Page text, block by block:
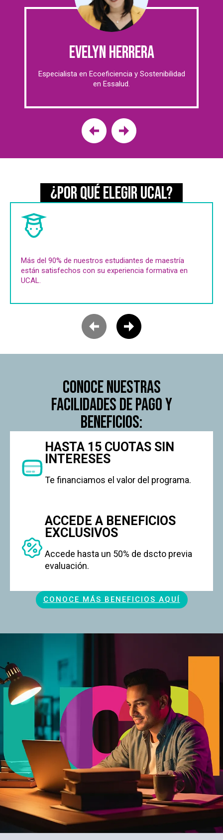
EVELYN HERRERA
Especialista en Ecoeficiencia y Sostenibilidad
en Essalud.
¿POR QUÉ ELEGIR UCAL?
Más del 90% de nuestros estudiantes de maestría
están satisfechos con su experiencia formativa en
UCAL.
Conoce nuestras
facilidades de pago y
beneficios:
HASTA 15 CUOTAS SIN
INTERESES
Te financiamos el valor del programa.
ACCEDE A BENEFICIOS
EXCLUSIVOS
Accede hasta un 50% de dscto previa
evaluación.
CONOCE MÁS BENEFICIOS AQUÍ